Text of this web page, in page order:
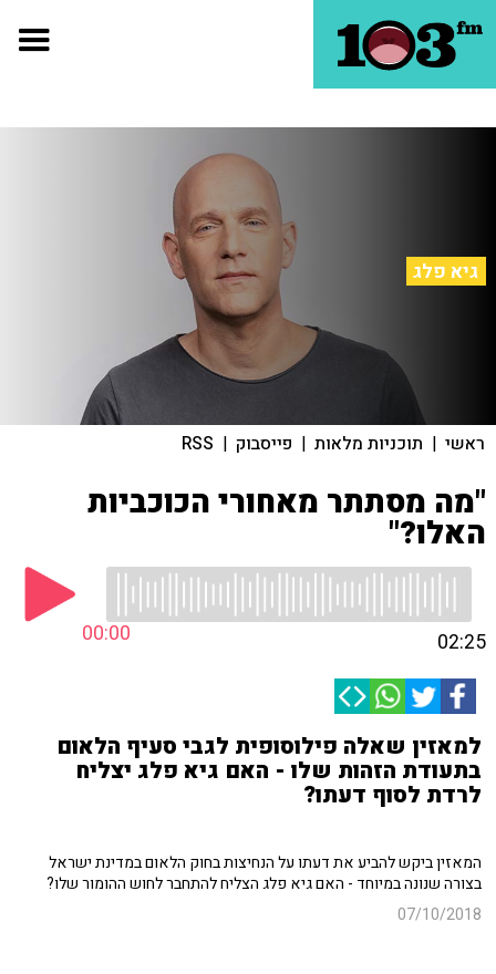
גיא פלג
ראשי | תוכניות מלאות | פייסבוק |
RSS
"מה מסתתר מאחורי הכוכביות
האלו?"
00:00 02:25
למאזין שאלה פילוסופית לגבי סעיף הלאום
בתעודת הזהות שלו - האם גיא פלג יצליח
לרדת לסוף דעתו?
המאזין ביקש להביע את דעתו על הנחיצות בחוק הלאום במדינת ישראל
בצורה שנונה במיוחד - האם גיא פלג הצליח להתחבר לחוש ההומור שלו?
07/10/2018